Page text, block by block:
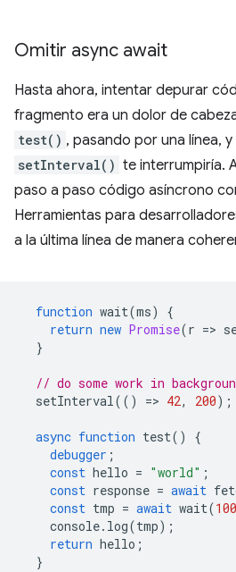
Omitir async await
Hasta ahora, intentar depurar
fragmento era un dolor de
test() , pasando por una línea,
setInterval() te interrumpiría.
paso a paso código asíncrono
Herramientas para
a la última línea de manera
function wait(ms)
{
return new Promise(r =>
}
// do some work in
setInterval(() => 42, 200);
async function test()
{
debugger ;
const hello = "world" ;
const response = await
const tmp = await wait(
console. log(tmp);
return hello ;
}